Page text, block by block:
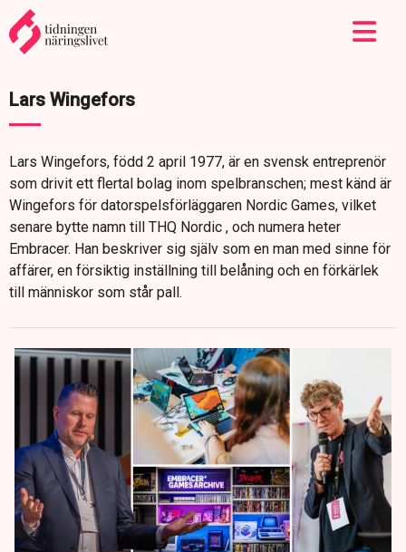
Lars Wingefors
Lars Wingefors, född 2 april 1977, är en svensk entreprenör
som drivit ett flertal bolag inom spelbranschen; mest känd är
Wingefors för datorspelsförläggaren Nordic Games, vilket
senare bytte namn till THQ Nordic , och numera heter
Embracer. Han beskriver sig själv som en man med sinne för
affärer, en försiktig inställning till belåning och en förkärlek
till människor som står pall.